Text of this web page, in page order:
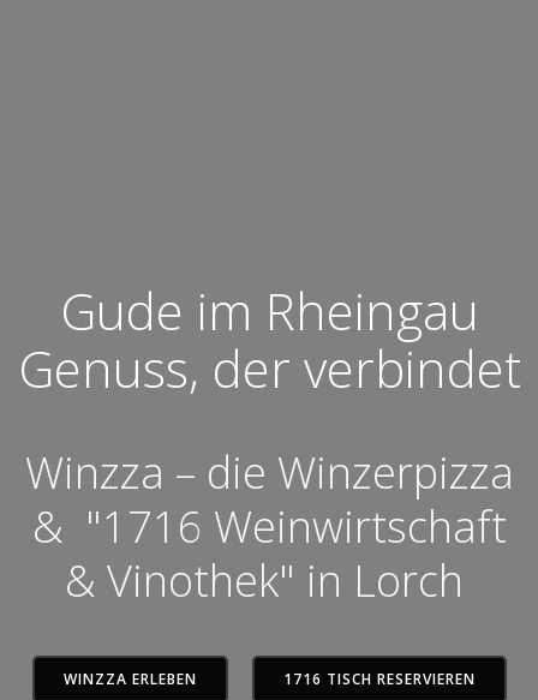
Gude im Rheingau
Genuss, der verbindet
Winzza – die Winzerpizza
& "1716 Weinwirtschaft
& Vinothek" in Lorch
WINZZA ERLEBEN 1716 TISCH RESERVIEREN